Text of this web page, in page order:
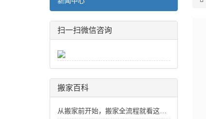
扫一扫微信咨询
搬家百科
从搬家前开始，搬家全流程就看这一篇